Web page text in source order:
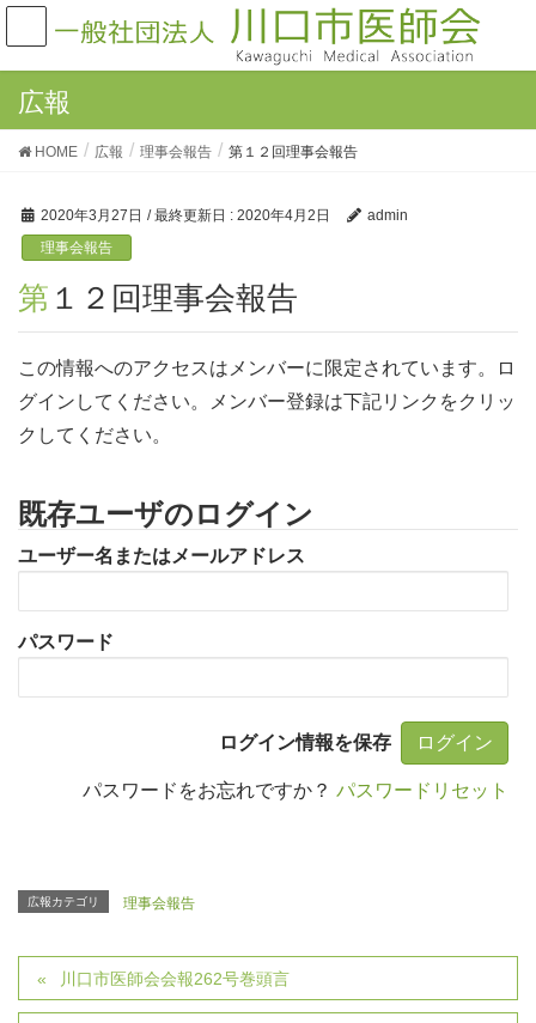
広報
HOME 広報 理事会報告 第１２回理事会報告
2020年3月27日 / 最終更新日 : 2020年4月2日
admin
理事会報告
第１２回理事会報告
この情報へのアクセスはメンバーに限定されています。ロ
グインしてください。メンバー登録は下記リンクをクリッ
クしてください。
既存ユーザのログイン
ユーザー名またはメールアドレス
パスワード
ログイン情報を保存
パスワードをお忘れですか？ パスワードリセット
広報カテゴリ 理事会報告
川口市医師会会報262号巻頭言